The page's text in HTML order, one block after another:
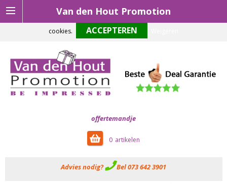
Van den Hout Promotion
offertemandje
0
Advies nodig? Bel 073 642 3901
Om onze website optimaal te laten functioneren maken wij gebruik van
cookies.